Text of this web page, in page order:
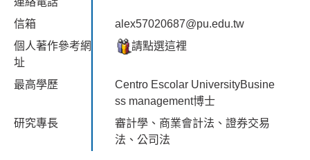
信箱
alex57020687@pu.edu.tw
個人著作參考網
址
請點選這裡
最高學歷
Centro Escolar UniversityBusine
ss management博士
研究專長
審計學、商業會計法、證券交易
法、公司法